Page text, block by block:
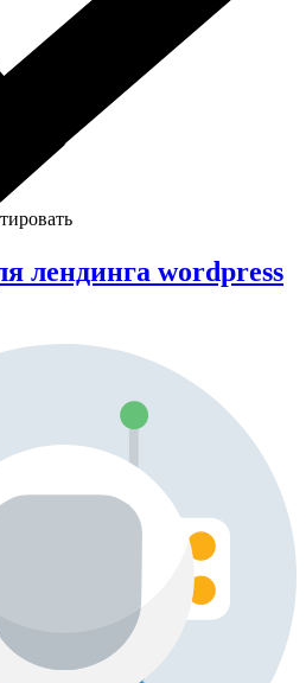
лендинга wordpress